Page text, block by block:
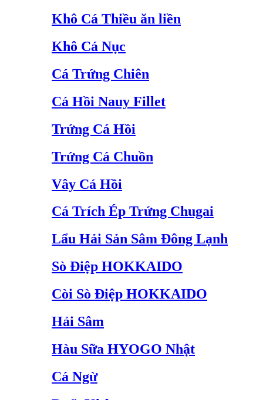
Khô Cá Thiều ăn liền
Khô Cá Nục
Cá Trứng Chiên
Cá Hồi Nauy Fillet
Trứng Cá Hồi
Trứng Cá Chuồn
Vây Cá Hồi
Cá Trích Ép Trứng Chugai
Lẩu Hải Sản Sâm Đông Lạnh
Sò Điệp HOKKAIDO
Còi Sò Điệp HOKKAIDO
Hải Sâm
Hàu Sữa HYOGO Nhật
Cá Ngừ